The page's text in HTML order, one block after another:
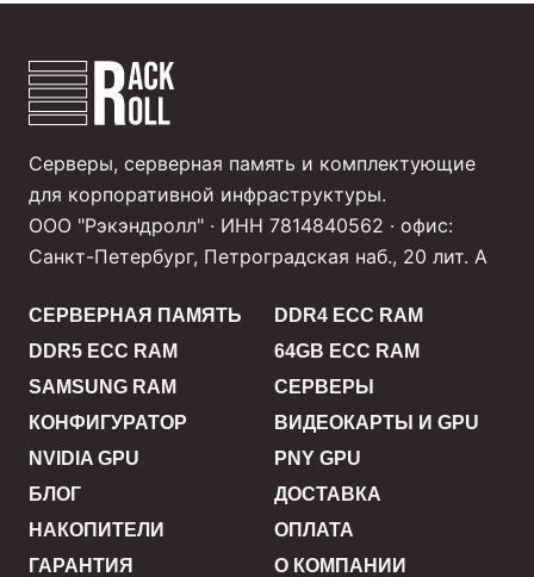
Серверы, серверная память и комплектующие
для корпоративной инфраструктуры.
ООО "Рэкэндролл" · ИНН 7814840562 · офис:
Санкт-Петербург, Петроградская наб., 20 лит. А
СЕРВЕРНАЯ ПАМЯТЬ
DDR4 ECC RAM
DDR5 ECC RAM
64GB ECC RAM
SAMSUNG RAM
СЕРВЕРЫ
КОНФИГУРАТОР
ВИДЕОКАРТЫ И GPU
NVIDIA GPU
PNY GPU
БЛОГ
ДОСТАВКА
НАКОПИТЕЛИ
ОПЛАТА
ГАРАНТИЯ
О КОМПАНИИ